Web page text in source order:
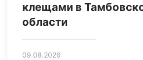
клещами в
области
09.08.2026